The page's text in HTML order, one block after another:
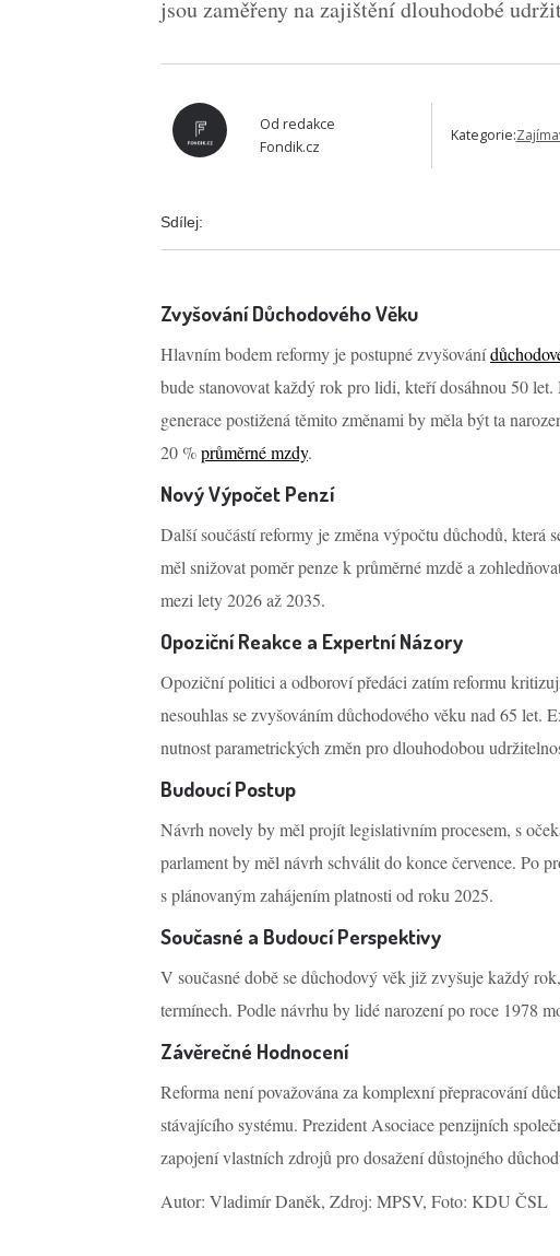
jsou zaměřeny na zajištění dlouhodobé
Od redakce
Fondik.cz
Kategorie:
Sdílej:
Zvyšování Důchodového Věku
Hlavním bodem reformy je postupné zvyšování
bude stanovovat každý rok pro lidi, kteří dosáhnou 50
generace postižená těmito změnami by měla být ta
20 %průměrné mzdy.
Nový Výpočet Penzí
Další součástí reformy je změna výpočtu důchodů, která
měl snižovat poměr penze k průměrné mzdě a
mezi lety 2026 až 2035.
Opoziční Reakce a Expertní Názory
Opoziční politici a odboroví předáci zatím reformu
nesouhlas se zvyšováním důchodového věku nad 65
nutnost parametrických změn pro dlouhodobou
Budoucí Postup
Návrh novely by měl projít legislativním procesem, s
parlament by měl návrh schválit do konce července. Po
s plánovaným zahájením platnosti od roku 2025.
Současné a Budoucí Perspektivy
V současné době se důchodový věk již zvyšuje každý
termínech. Podle návrhu by lidé narození po roce 1978
Závěrečné Hodnocení
Reforma není považována za komplexní přepracování
stávajícího systému. Prezident Asociace penzijních
zapojení vlastních zdrojů pro dosažení důstojného
Autor: Vladimír Daněk, Zdroj: MPSV, Foto: KDU ČSL